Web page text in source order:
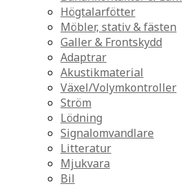
Högtalarfötter
Möbler, stativ & fästen
Galler & Frontskydd
Adaptrar
Akustikmaterial
Växel/Volymkontroller
Ström
Lödning
Signalomvandlare
Litteratur
Mjukvara
Bil